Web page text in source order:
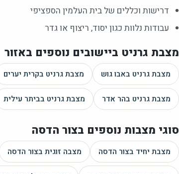
דרישות וכללים של בית העלמין הספציפי
עבודות נלוות כגון יסוד, ריצוף או גדר
מצבת גרניט ביישובים נוספים באזור
מצבת גרניט באבו גוש מצבת גרניט בקרית יערים
מצבת גרניט בהר אדר מצבת גרניט בביתר עילית
סוגי מצבות נוספים בצור הדסה
מצבת יחיד בצור הדסה מצבה זוגית בצור הדסה